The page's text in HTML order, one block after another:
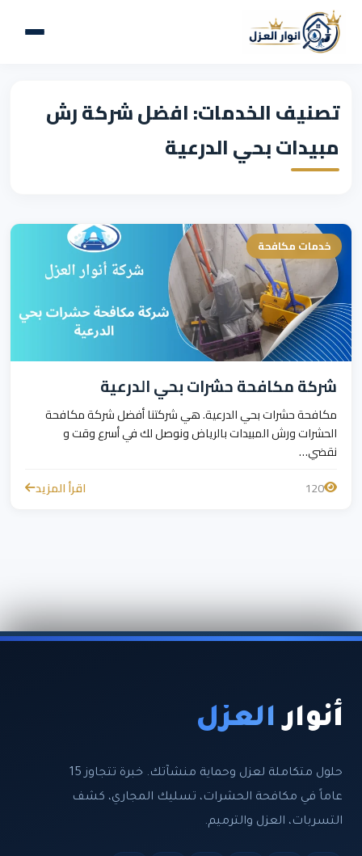
تصنيف الخدمات: افضل شركة رش
مبيدات بحي الدرعية
خدمات مكافحة
شركة مكافحة حشرات بحي الدرعية
مكافحة حشرات بحي الدرعية. هي شركتنا أفضل شركة مكافحة
الحشرات ورش المبيدات بالرياض ونوصل لك في أسرع وقت و
نقضي…
120
اقرأ المزيد
أنوار العزل
حلول متكاملة لعزل وحماية منشآتك. خبرة تتجاوز 15
عاماً في مكافحة الحشرات، تسليك المجاري، كشف
التسربات، العزل والترميم.